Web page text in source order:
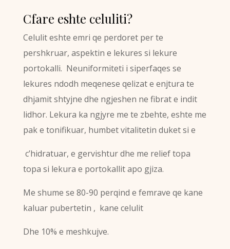
Cfare eshte celuliti?
Celulit eshte emri qe perdoret per te
pershkruar, aspektin e lekures si lekure
portokalli. Neuniformiteti i siperfaqes se
lekures ndodh meqenese qelizat e enjtura te
dhjamit shtyjne dhe ngjeshen ne fibrat e indit
lidhor. Lekura ka ngjyre me te zbehte, eshte me
pak e tonifikuar, humbet vitalitetin duket si e
c’hidratuar, e gervishtur dhe me relief topa
topa si lekura e portokallit apo gjiza.
Me shume se 80-90 perqind e femrave qe kane
kaluar pubertetin , kane celulit
Dhe 10% e meshkujve.